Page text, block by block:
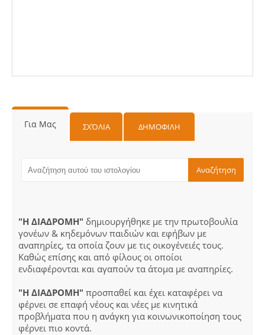
Για Μας ΣΧΌΛΙΑ ΔΗΜΟΦΙΛΗ
"Η ΔΙΑΔΡΟΜΗ" δημιουργήθηκε με την πρωτοβουλία
γονέων & κηδεμόνων παιδιών και εφήβων με
αναπηρίες, τα οποία ζουν με τις οικογένειές τους.
Καθώς επίσης και από φίλους οι οποίοι
ενδιαφέρονται και αγαπούν τα άτομα με αναπηρίες.
"Η ΔΙΑΔΡΟΜΗ" προσπαθεί και έχει καταφέρει να
φέρνει σε επαφή νέους και νέες με κινητικά
προβλήματα που η ανάγκη για κοινωνικοποίηση τους
φέρνει πιο κοντά.